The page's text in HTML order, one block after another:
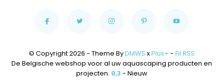
© Copyright 2026 - Theme ByDMWS xPlus+ - Fil RSS
De Belgische webshop voor al uw aquascaping producten en
projecten. 9,3 - Nieuw